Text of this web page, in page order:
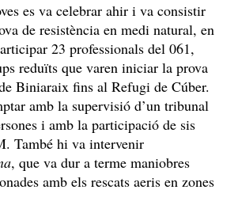
es va celebrar ahir i va consistir
de resistència en medi natural, en
23 professionals del 061,
reduïts que varen iniciar la prova
Biniaraix fins al Refugi de Cúber.
amb la supervisió d’un tribunal
i amb la participació de sis
També hi va intervenir
, que va dur a terme maniobres
amb els rescats aeris en zones